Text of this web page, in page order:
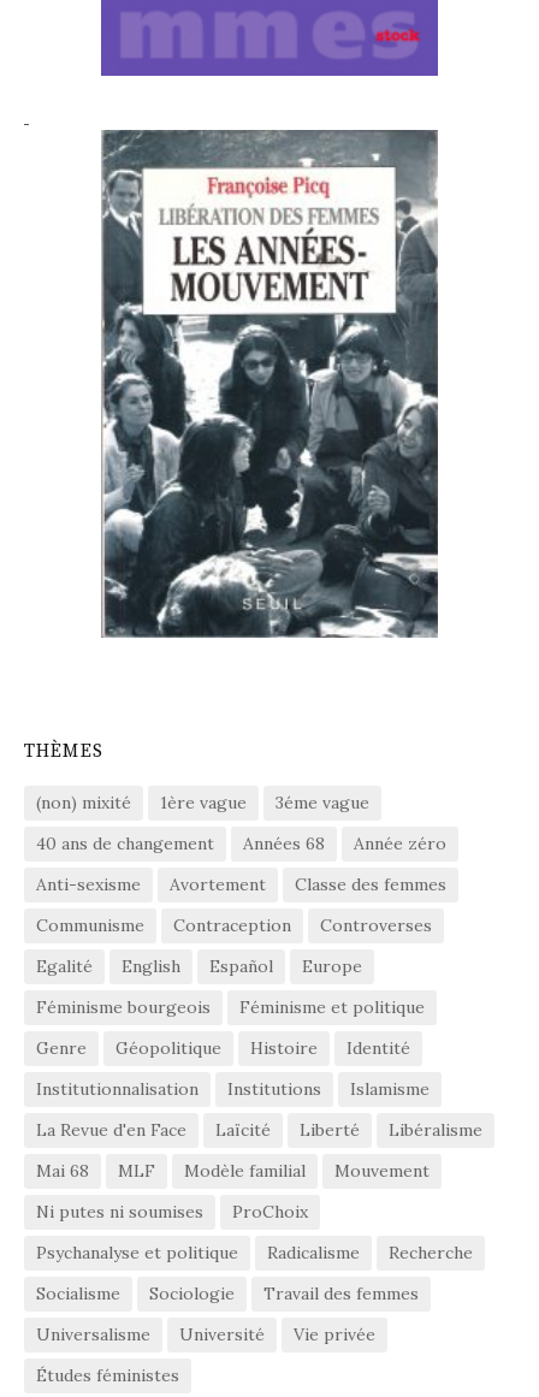
THÈMES
(non) mixité 1ère vague
3éme vague
40 ans de changement
Années 68
Année zéro
Anti-sexisme
Avortement
Classe des femmes
Communisme
Contraception
Controverses
Egalité
English Español
Europe
Féminisme bourgeois
Féminisme et politique
Genre
Géopolitique Histoire
Identité
Institutionnalisation
Institutions
Islamisme
La Revue d'en Face
Laïcité Liberté
Libéralisme
Mai 68
MLF Modèle familial
Mouvement
Ni putes ni soumises
ProChoix
Psychanalyse et politique
Radicalisme
Recherche
Socialisme
Sociologie
Travail des femmes
Universalisme
Université
Vie privée
Études féministes